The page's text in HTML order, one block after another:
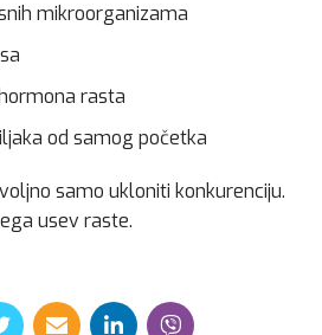
mikroorganizama
rasta
od samog početka
samo ukloniti konkurenciju.
usev raste.